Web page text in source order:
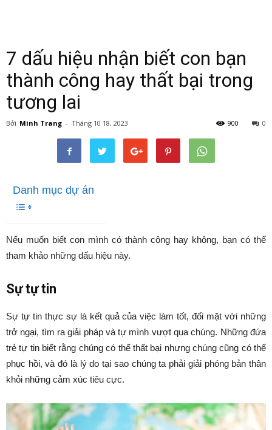
7 dấu hiệu nhận biết con bạn
thành công hay thất bại trong
tương lai
Bởi Minh Trang - Tháng 10 18, 2023 0
900
Danh mục dự án
Nếu muốn biết con mình có thành công hay không, bạn có thể
tham khảo những dấu hiệu này.
Sự tự tin
Sự tự tin thực sự là kết quả của việc làm tốt, đối mặt với những
trở ngại, tìm ra giải pháp và tự mình vượt qua chúng. Những đứa
trẻ tự tin biết rằng chúng có thể thất bại nhưng chúng cũng có thể
phục hồi, và đó là lý do tại sao chúng ta phải giải phóng bản thân
khỏi những cảm xúc tiêu cực.